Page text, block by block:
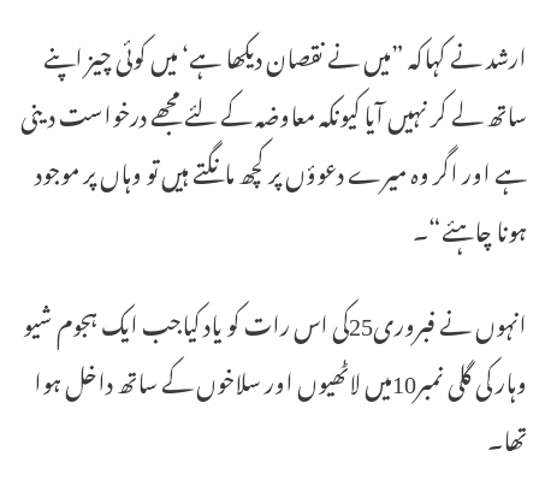
ارشد نے کہاکہ ”میں نے نقصان دیکھا ہے‘ میں کوئی چیز اپنے
ساتھ لے کر نہیں آیا کیونکہ معاوضہ کے لئے مجھے درخواست دینی
ہے اور اگر وہ میرے دعوؤں پر کچھ مانگتے ہیں تو وہاں پر موجود
ہونا چاہئے“۔
انہوں نے فبروری25کی اس رات کو یاد کیاجب ایک ہجوم شیو
وہار کی گلی نمبر10میں لاٹھیوں اور سلاخوں کے ساتھ داخل ہوا
تھا۔